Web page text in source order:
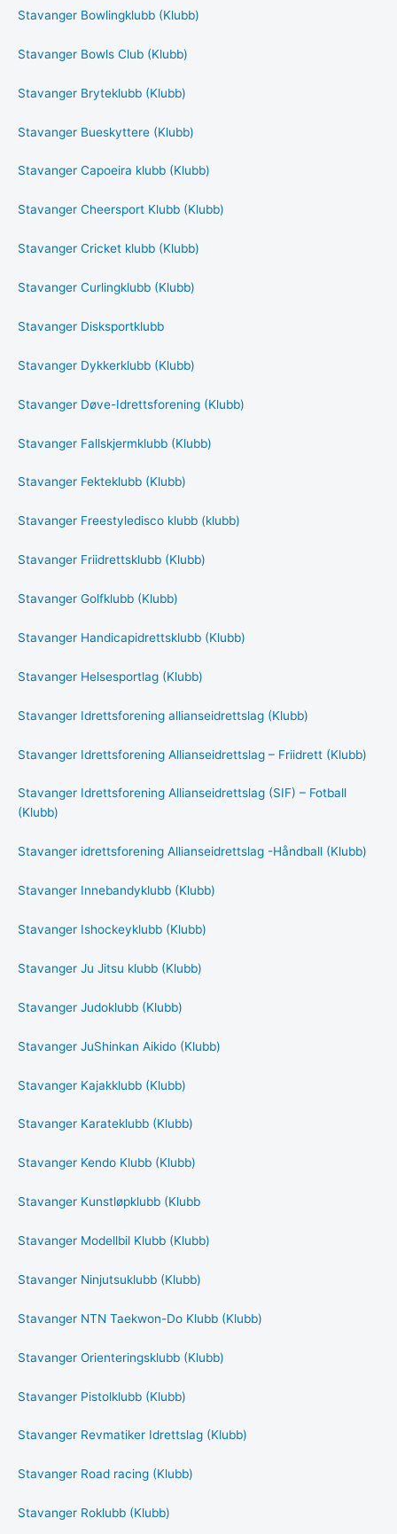
Stavanger Bowlingklubb (Klubb)
Stavanger Bowls Club (Klubb)
Stavanger Bryteklubb (Klubb)
Stavanger Bueskyttere (Klubb)
Stavanger Capoeira klubb (Klubb)
Stavanger Cheersport Klubb (Klubb)
Stavanger Cricket klubb (Klubb)
Stavanger Curlingklubb (Klubb)
Stavanger Disksportklubb
Stavanger Dykkerklubb (Klubb)
Stavanger Døve-Idrettsforening (Klubb)
Stavanger Fallskjermklubb (Klubb)
Stavanger Fekteklubb (Klubb)
Stavanger Freestyledisco klubb (klubb)
Stavanger Friidrettsklubb (Klubb)
Stavanger Golfklubb (Klubb)
Stavanger Handicapidrettsklubb (Klubb)
Stavanger Helsesportlag (Klubb)
Stavanger Idrettsforening allianseidrettslag (Klubb)
Stavanger Idrettsforening Allianseidrettslag – Friidrett (Klubb)
Stavanger Idrettsforening Allianseidrettslag (SIF) – Fotball
(Klubb)
Stavanger idrettsforening Allianseidrettslag -Håndball (Klubb)
Stavanger Innebandyklubb (Klubb)
Stavanger Ishockeyklubb (Klubb)
Stavanger Ju Jitsu klubb (Klubb)
Stavanger Judoklubb (Klubb)
Stavanger JuShinkan Aikido (Klubb)
Stavanger Kajakklubb (Klubb)
Stavanger Karateklubb (Klubb)
Stavanger Kendo Klubb (Klubb)
Stavanger Kunstløpklubb (Klubb
Stavanger Modellbil Klubb (Klubb)
Stavanger Ninjutsuklubb (Klubb)
Stavanger NTN Taekwon-Do Klubb (Klubb)
Stavanger Orienteringsklubb (Klubb)
Stavanger Pistolklubb (Klubb)
Stavanger Revmatiker Idrettslag (Klubb)
Stavanger Road racing (Klubb)
Stavanger Roklubb (Klubb)